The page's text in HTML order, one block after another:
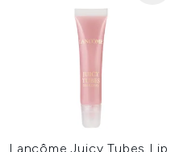
Lancôme Juicy Tubes Lip